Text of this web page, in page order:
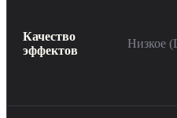
Качество
эффектов
Низкое